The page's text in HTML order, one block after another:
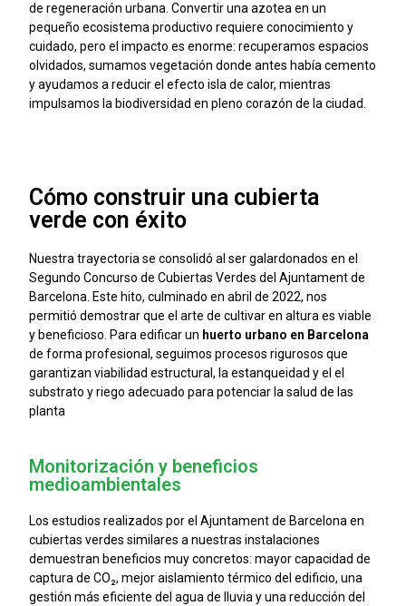
de regeneración urbana. Convertir una azotea en un
pequeño ecosistema productivo requiere conocimiento y
cuidado, pero el impacto es enorme: recuperamos espacios
olvidados, sumamos vegetación donde antes había cemento
y ayudamos a reducir el efecto isla de calor, mientras
impulsamos la biodiversidad en pleno corazón de la ciudad.
Cómo construir una cubierta
verde con éxito
Nuestra trayectoria se consolidó al ser galardonados en el
Segundo Concurso de Cubiertas Verdes del Ajuntament de
Barcelona. Este hito, culminado en abril de 2022, nos
permitió demostrar que el arte de cultivar en altura es viable
y beneficioso. Para edificar un huerto urbano en Barcelona
de forma profesional, seguimos procesos rigurosos que
garantizan viabilidad estructural, la estanqueidad y el el
substrato y riego adecuado para potenciar la salud de las
planta
Monitorización y beneficios
medioambientales
Los estudios realizados por el Ajuntament de Barcelona en
cubiertas verdes similares a nuestras instalaciones
demuestran beneficios muy concretos: mayor capacidad de
captura de CO₂, mejor aislamiento térmico del edificio, una
gestión más eficiente del agua de lluvia y una reducción del